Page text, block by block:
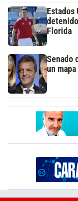
Florida
Senado
un